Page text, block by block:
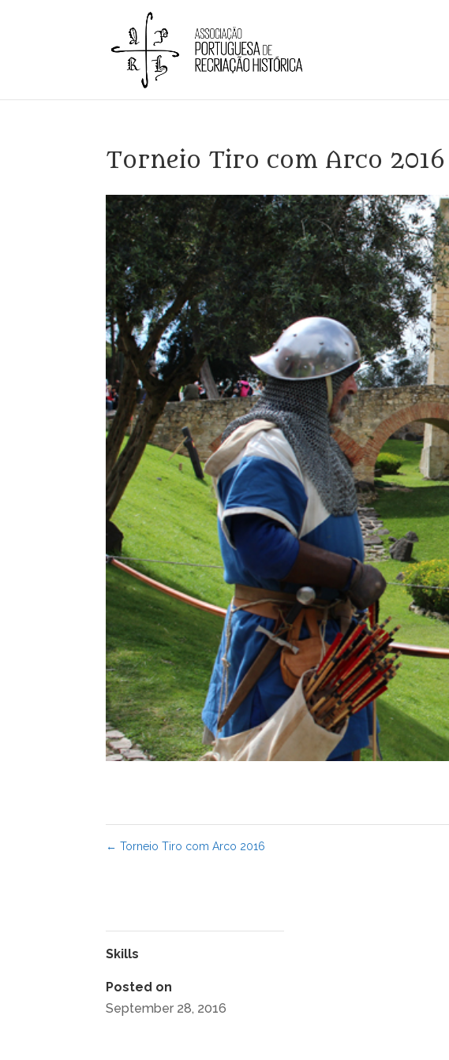
Torneio Tiro com Arco 2016
← Torneio Tiro com Arco 2016
Skills
Posted on
September 28, 2016